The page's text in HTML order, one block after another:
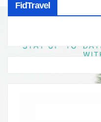
FidTravel